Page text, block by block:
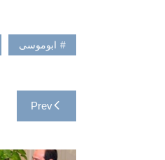
ابوموسی
راهبری
نوشته
Prev